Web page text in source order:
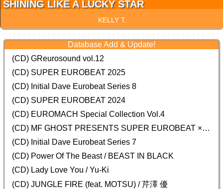
SHINING LIKE A LUCKY STAR
KELLY T.
Database Add & Update!
(CD) GReurosound vol.12
(CD) SUPER EUROBEAT 2025
(CD) Initial Dave Eurobeat Series 8
(CD) SUPER EUROBEAT 2024
(CD) EUROMACH Special Collection Vol.4
(CD) MF GHOST PRESENTS SUPER EUROBEAT × ORIGINAL SOUNDTRACK NEW COLLECTION
(CD) Initial Dave Eurobeat Series 7
(CD) Power Of The Beast / BEAST IN BLACK
(CD) Lady Love You / Yu-Ki
(CD) JUNGLE FIRE (feat. MOTSU) / 芹澤 優